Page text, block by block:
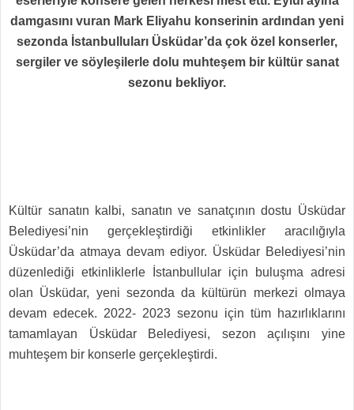
damgasını vuran Mark Eliyahu konserinin ardından yeni
sezonda İstanbulluları Üsküdar’da çok özel konserler,
sergiler ve söyleşilerle dolu muhteşem bir kültür sanat
sezonu bekliyor.
Kültür sanatın kalbi, sanatın ve sanatçının dostu Üsküdar
Belediyesi’nin gerçekleştirdiği etkinlikler aracılığıyla
Üsküdar’da atmaya devam ediyor. Üsküdar Belediyesi’nin
düzenlediği etkinliklerle İstanbullular için buluşma adresi
olan Üsküdar, yeni sezonda da kültürün merkezi olmaya
devam edecek. 2022- 2023 sezonu için tüm hazırlıklarını
tamamlayan Üsküdar Belediyesi, sezon açılışını yine
muhteşem bir konserle gerçekleştirdi.